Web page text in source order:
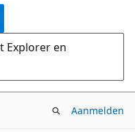
Explorer en
Aanmelden